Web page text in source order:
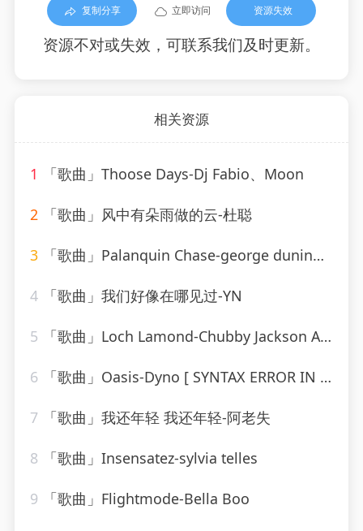
复制分享 立即访问 资源失效
资源不对或失效，可联系我们及时更新。
相关资源
1 「歌曲」Thoose Days-Dj Fabio、Moon
2 「歌曲」风中有朵雨做的云-杜聪
3 「歌曲」Palanquin Chase-george duning、Columbia Pictures Studio Orchestra
4 「歌曲」我们好像在哪见过-YN
5 「歌曲」Loch Lamond-Chubby Jackson All-Stars Big Band
6 「歌曲」Oasis-Dyno [ SYNTAX ERROR IN FORMATTING STRING ] Devil
7 「歌曲」我还年轻 我还年轻-阿老失
8 「歌曲」Insensatez-sylvia telles
9 「歌曲」Flightmode-Bella Boo